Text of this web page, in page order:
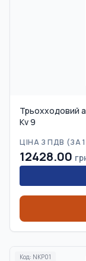
Трьохходовий
Kv 9
ЦІНА З ПДВ (ЗА
12428.00
Код: NKP01